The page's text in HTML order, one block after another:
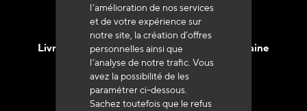
l’amélioration de nos services
et de votre expérience sur
notre site, la création d’offres
personnelles ainsi que
l’analyse de notre trafic. Vous
avez la possibilité de les
paramétrer ci-dessous.
Sachez toutefois que le refus
Livraison en 48h à 72h en France Métropolitaine